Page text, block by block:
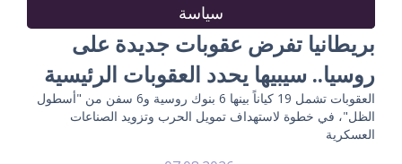
سياسة
بريطانيا تفرض عقوبات جديدة على
روسيا.. سيبيها يحدد العقوبات الرئيسية
العقوبات تشمل 19 كياناً بينها 6 بنوك روسية و6 سفن من "أسطول
الظل"، في خطوة لاستهداف تمويل الحرب وتزويد الصناعات
العسكرية